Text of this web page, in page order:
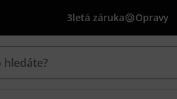
3letá záruka Opravy